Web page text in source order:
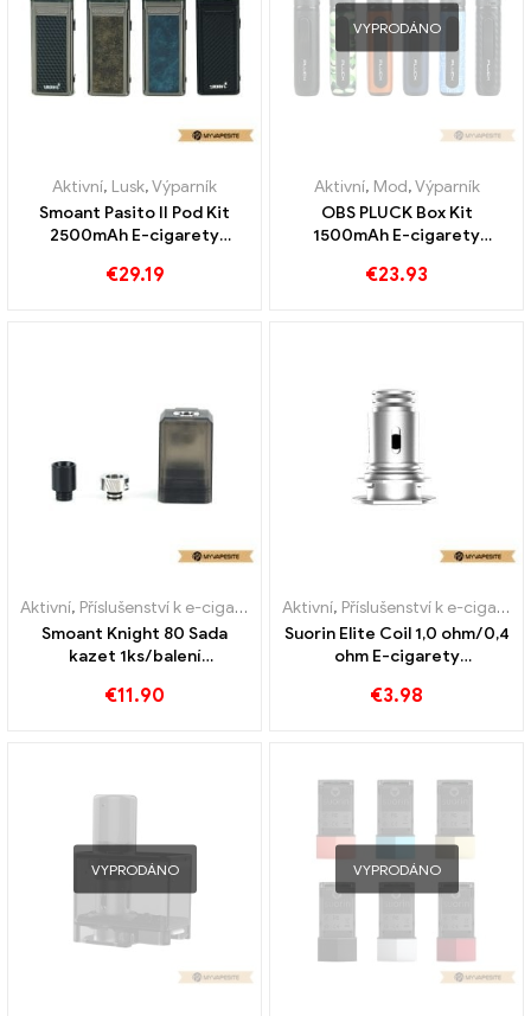
Aktivní, Lusk,Výparník
Smoant Pasito II Pod Kit
2500mAh E-cigarety
vlastní
€29.19
VYPRODÁNO
Aktivní, Mod,Výparník
OBS PLUCK Box Kit
1500mAh E-cigarety
zakázku
€23.93
Aktivní, Příslušenství k e-cigaretám ,Výparník
Smoant Knight 80 Sada
kazet 1ks/balení
cigaret丨Vlastní
€11.90
Aktivní, Příslušenství k e-cigaretám
Suorin Elite Coil 1,0 ohm/0,4
ohm E-cigarety
zakázku
€3.98
VYPRODÁNO VYPRODÁNO